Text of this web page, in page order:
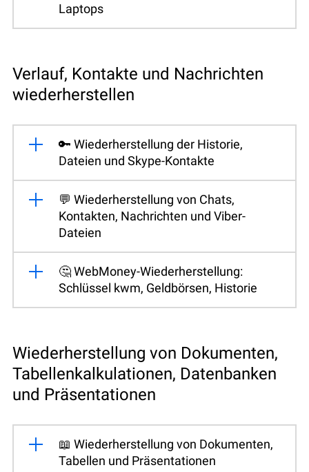
Laptops
Verlauf, Kontakte und Nachrichten
wiederherstellen
🔑 Wiederherstellung der Historie,
Dateien und Skype-Kontakte
💬 Wiederherstellung von Chats,
Kontakten, Nachrichten und Viber-
Dateien
🤔 WebMoney-Wiederherstellung:
Schlüssel kwm, Geldbörsen, Historie
Wiederherstellung von Dokumenten,
Tabellenkalkulationen, Datenbanken
und Präsentationen
📖 Wiederherstellung von Dokumenten,
Tabellen und Präsentationen